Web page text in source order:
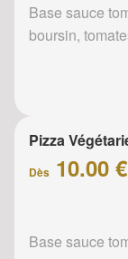
Base sauce
boursin,
Pizza
Dès 10.00 €
Base sauce